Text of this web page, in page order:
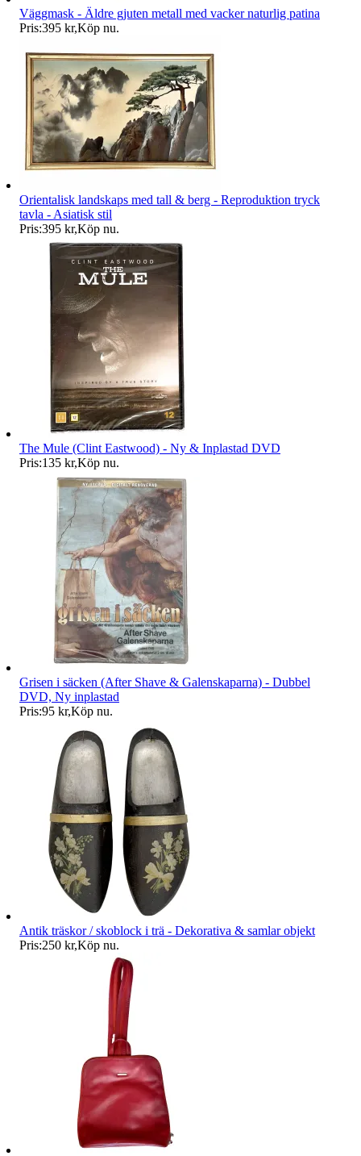
Väggmask - Äldre gjuten metall med vacker naturlig patina
Pris:395 kr,Köp nu.
Orientalisk landskaps med tall & berg - Reproduktion tryck
tavla - Asiatisk stil
Pris:395 kr,Köp nu.
The Mule (Clint Eastwood) - Ny & Inplastad DVD
Pris:135 kr,Köp nu.
Grisen i säcken (After Shave & Galenskaparna) - Dubbel
DVD, Ny inplastad
Pris:95 kr,Köp nu.
Antik träskor / skoblock i trä - Dekorativa & samlar objekt
Pris:250 kr,Köp nu.